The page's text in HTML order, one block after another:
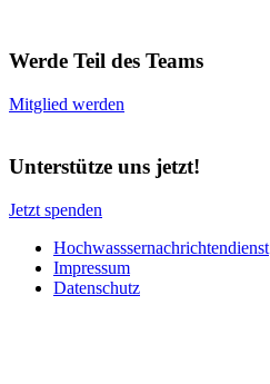
Werde Teil des Teams
Mitglied werden
Unterstütze uns jetzt!
Jetzt spenden
Hochwasssernachrichtendienst
Impressum
Datenschutz